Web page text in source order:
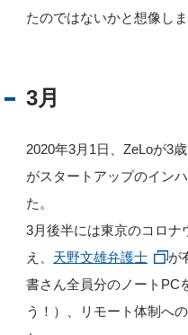
たのではないかと想像し
3月
2020年3月1日、ZeLoが3
がスタートアップのイン
た。
3月後半には東京のコロナ
え、 天野文雄弁護士
が
書さん全員分のノートPC
う！）、リモート体制へ